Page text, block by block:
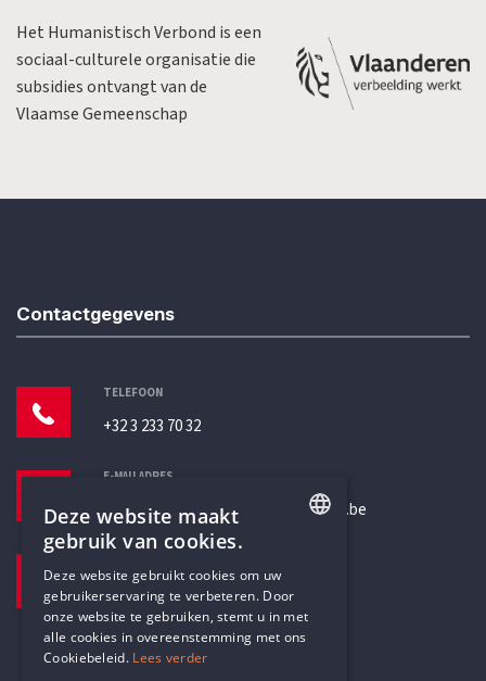
Het Humanistisch Verbond is een
sociaal-culturele organisatie die
subsidies ontvangt van de
Vlaamse Gemeenschap
Contactgegevens
TELEFOON
+32 3 233 70 32
E-MAILADRES
secretariaat@humanistischverbond.be
Pottenbrug 4
Antwerpen, 2000
DUTCH
Deze website maakt
gebruik van cookies.
Deze website gebruikt cookies om uw
gebruikerservaring te verbeteren. Door
onze website te gebruiken, stemt u in met
alle cookies in overeenstemming met ons
Cookiebeleid. Lees verder